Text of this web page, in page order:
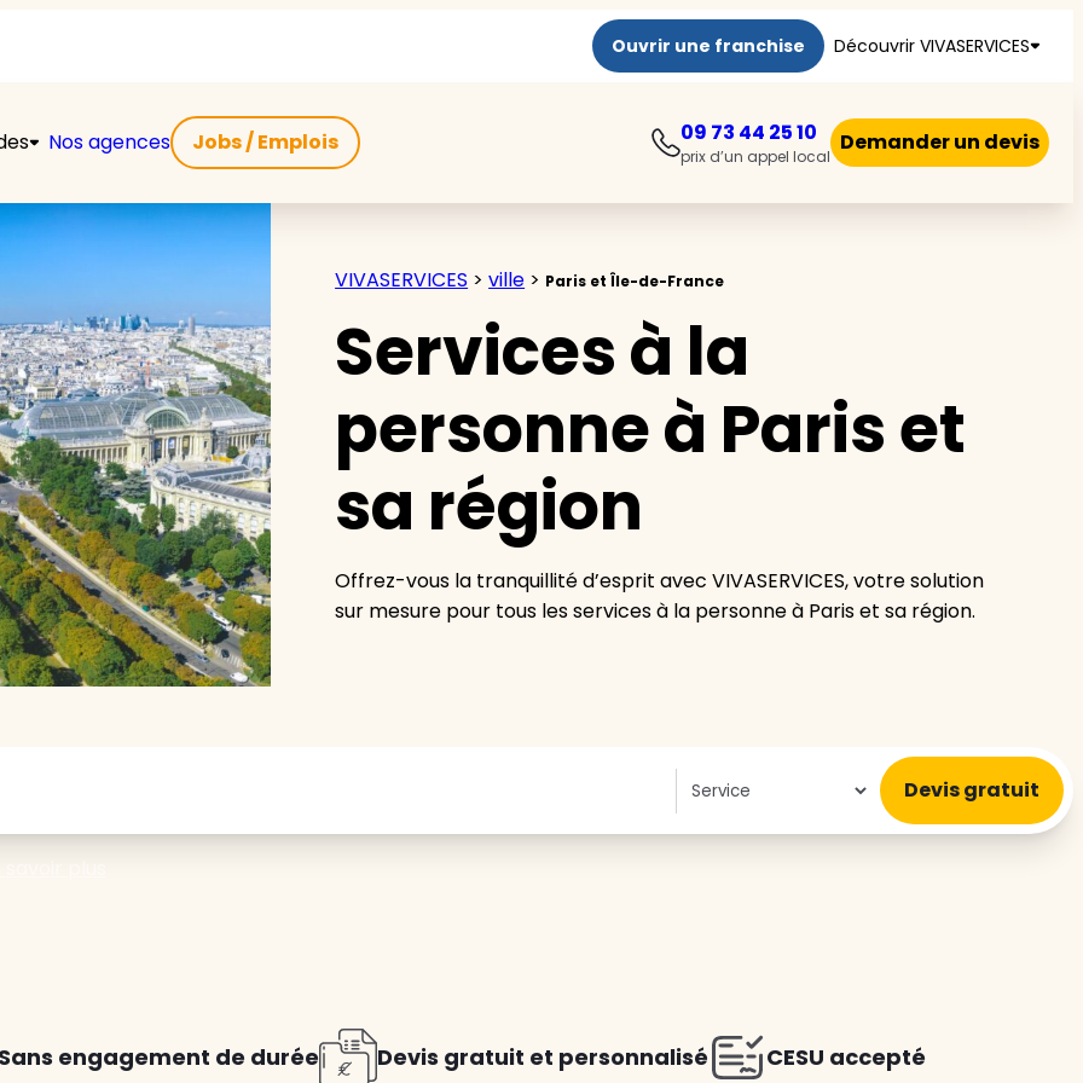
Ouvrir une franchise Découvrir VIVASERVICES
Nos agences Jobs / Emplois 09 73 44 25 10
prix d’un appel local
Demander un devis
Pour l’entretien de votre logement, la garde de votre enfant
VIVASERVICES >ville > Paris et Île-de-France
Services à la
personne à Paris et
sa région
Offrez-vous la tranquillité d’esprit avec VIVASERVICES, votre solution
sur mesure pour tous les services à la personne à Paris et sa région.
engagement de durée Devis gratuit et personnalisé CESU accepté